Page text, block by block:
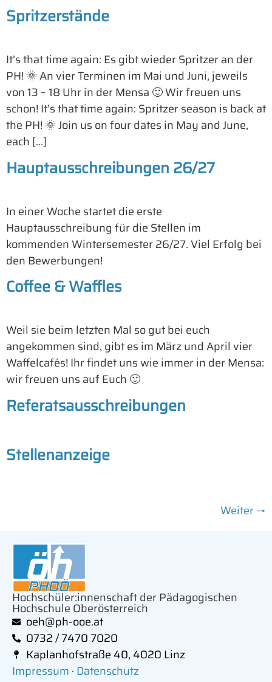
Spritzerstände
It’s that time again: Es gibt wieder Spritzer an der
PH! 🌞 An vier Terminen im Mai und Juni, jeweils
von 13 – 18 Uhr in der Mensa 🙂 Wir freuen uns
schon! It’s that time again: Spritzer season is back at
the PH! 🌞 Join us on four dates in May and June,
each […]
Hauptausschreibungen 26/27
In einer Woche startet die erste
Hauptausschreibung für die Stellen im
kommenden Wintersemester 26/27. Viel Erfolg bei
den Bewerbungen!
Coffee & Waffles
Weil sie beim letzten Mal so gut bei euch
angekommen sind, gibt es im März und April vier
Waffelcafés! Ihr findet uns wie immer in der Mensa:
wir freuen uns auf Euch 🙂
Referatsausschreibungen
Stellenanzeige
Weiter →
Hochschüler:innenschaft der Pädagogischen
Hochschule Oberösterreich
oeh@ph-ooe.at
0732 / 7470 7020
Kaplanhofstraße 40, 4020 Linz
Impressum · Datenschutz